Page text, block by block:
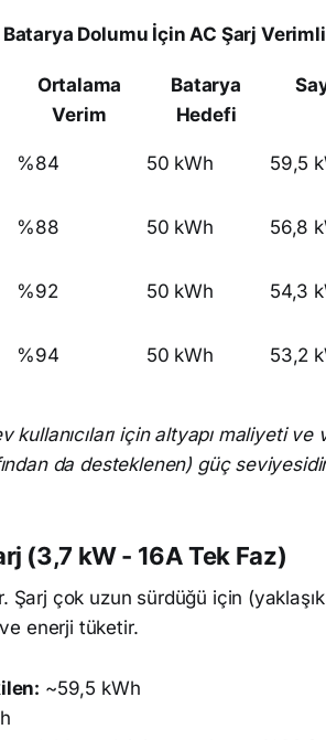
Dolumu İçin AC Şarj
Ortalama
Verim
Batarya
Hedefi
%84 50 kWh 59,5
%88 50 kWh 56,8
%92 50 kWh 54,3
%94 50 kWh 53,2
kullanıcıları için altyapı maliyeti
da desteklenen) güç
(3,7 kW - 16A Tek Faz)
Şarj çok uzun sürdüğü için
enerji tüketir.
~59,5 kWh